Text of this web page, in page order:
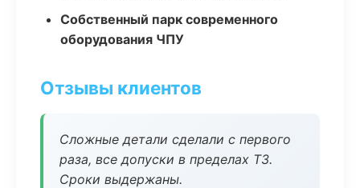
Собственный парк современного
оборудования ЧПУ
Отзывы клиентов
Сложные детали сделали с первого
раза, все допуски в пределах ТЗ.
Сроки выдержаны.